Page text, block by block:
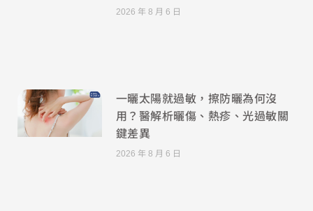
2026 年 8 月 6 日
一曬太陽就過敏，擦防曬為何沒
用？醫解析曬傷、熱疹、光過敏關
鍵差異
2026 年 8 月 6 日